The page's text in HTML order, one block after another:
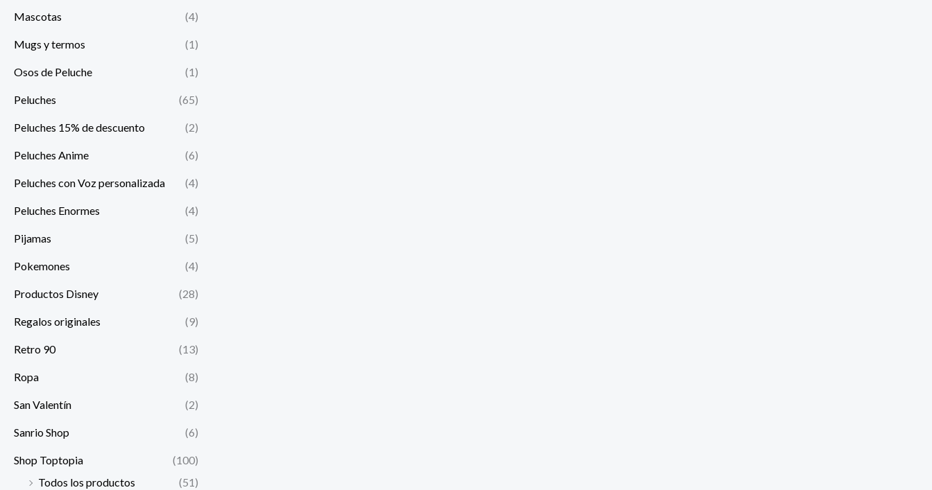
Mascotas (4)
Mugs y termos (1)
Osos de Peluche (1)
Peluches (65)
Peluches 15% de descuento (2)
Peluches Anime (6)
Peluches con Voz personalizada (4)
Peluches Enormes (4)
Pijamas (5)
Pokemones (4)
Productos Disney (28)
Regalos originales (9)
Retro 90 (13)
Ropa (8)
San Valentín (2)
Sanrio Shop (6)
Shop Toptopia
(100)
Todos los productos
(51)